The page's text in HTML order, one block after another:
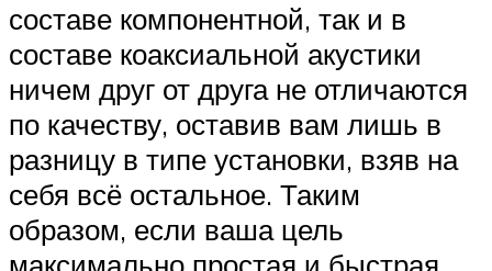
составе компонентной, так и в
составе коаксиальной акустики
ничем друг от друга не отличаются
по качеству, оставив вам лишь в
разницу в типе установки, взяв на
себя всё остальное. Таким
образом, если ваша цель